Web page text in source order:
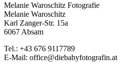
Melanie Waroschitz Fotografie
Melanie Waroschitz
Karl Zanger-Str. 15a
6067 Absam
Tel.: +43 676 9117789
E-Mail: office@diebabyfotografin.at